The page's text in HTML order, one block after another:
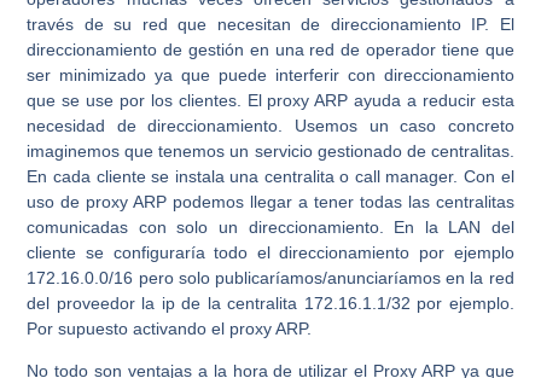
través de su red que necesitan de direccionamiento IP. El
direccionamiento de gestión en una red de operador tiene que
ser minimizado ya que puede interferir con direccionamiento
que se use por los clientes. El proxy ARP ayuda a reducir esta
necesidad de direccionamiento. Usemos un caso concreto
imaginemos que tenemos un servicio gestionado de centralitas.
En cada cliente se instala una centralita o call manager. Con el
uso de proxy ARP podemos llegar a tener todas las centralitas
comunicadas con solo un direccionamiento. En la LAN del
cliente se configuraría todo el direccionamiento por ejemplo
172.16.0.0/16 pero solo publicaríamos/anunciaríamos en la red
del proveedor la ip de la centralita 172.16.1.1/32 por ejemplo.
Por supuesto activando el proxy ARP.
No todo son ventajas a la hora de utilizar el Proxy ARP ya que